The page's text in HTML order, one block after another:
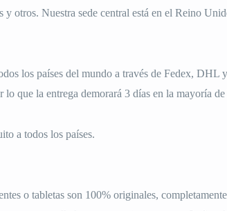
y otros. Nuestra sede central está en el Reino
los países del mundo a través de Fedex,
lo que la entrega demorará 3 días en la mayoría de
a todos los países.
o tabletas son 100% originales,